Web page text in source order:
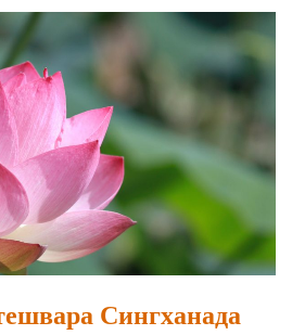
Сингханада